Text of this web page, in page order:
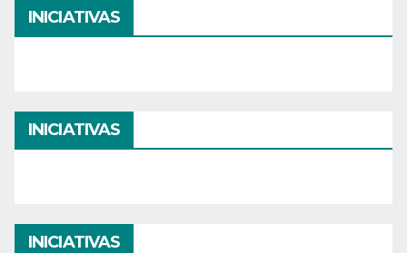
INICIATIVAS
INICIATIVAS
INICIATIVAS